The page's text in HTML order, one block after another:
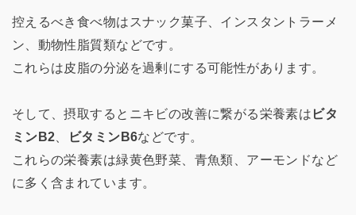
控えるべき食べ物はスナック菓子、インスタントラーメ
ン、動物性脂質類などです。
これらは皮脂の分泌を過剰にする可能性があります。
そして、摂取するとニキビの改善に繋がる栄養素は ビタ
ミンB2
ビタミンB6などです。
これらの栄養素は緑黄色野菜、青魚類、アーモンドなど
に多く含まれています。